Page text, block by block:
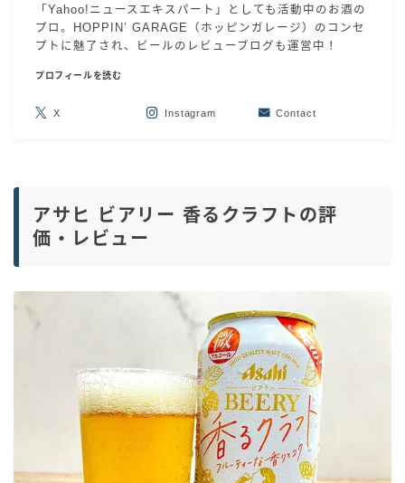
「Yahoo!ニュースエキスパート」としても活動中のお酒の
プロ。HOPPIN’ GARAGE（ホッピンガレージ）のコンセ
プトに魅了され、ビールのレビューブログも運営中！
プロフィールを読む
X Instagram Contact
アサヒ ビアリー 香るクラフトの評
価・レビュー